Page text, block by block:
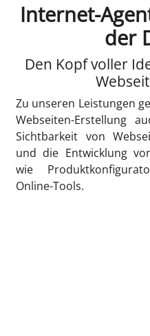
Internet-
der
Den Kopf voller
Zu unseren Leistungen
Webseiten-Erstellung
Sichtbarkeit von
und die Entwicklung
wie
Online-Tools.